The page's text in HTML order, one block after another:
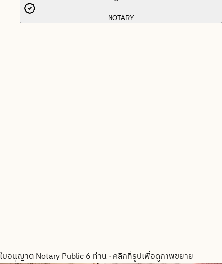
NOTARY
ใบอนุญาต Notary Public 6 ท่าน· คลิกที่รูปเพื่อดูภาพขยาย